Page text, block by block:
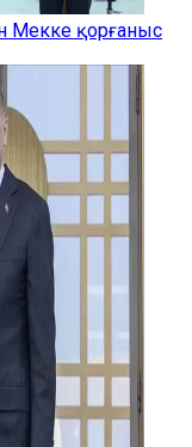
Мекке қорғаныс